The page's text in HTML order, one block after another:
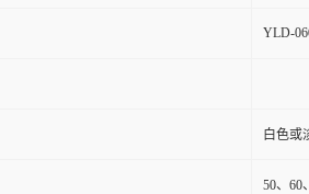
YLD-
白色或
50、60